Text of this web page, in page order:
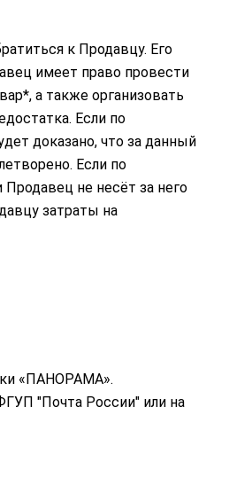
к Продавцу. Его
имеет право провести
а также организовать
Если по
доказано, что за данный
Если по
не несёт за него
затраты на
«ПАНОРАМА».
"Почта России" или на